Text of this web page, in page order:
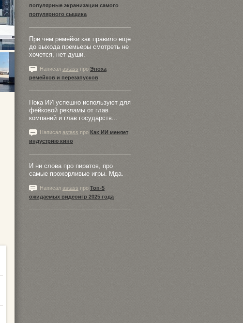
популярные экранизации самого
популярного сыщика
При чем ремейки как правило еще
до выхода премьеры смотреть не
хочется, нет души.
Написал astass про Эпоха
ремейков и перезапусков
Пока ИИ успешно используют для
фейковой рекламы от глав
компаний и глав государств...
Написал astass про Как ИИ меняет
индустрию кино
И ни слова про пиратов, про
самые прожорливые игры. Мда.
Написал astass про Топ-5
ожидаемых видеоигр 2025 года